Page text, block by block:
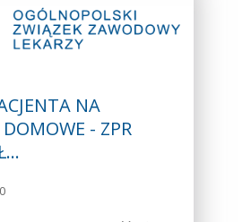
NA
DOMOWE - ZPR